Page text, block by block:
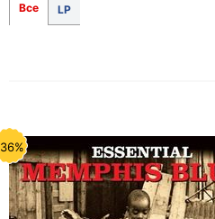
Все LP